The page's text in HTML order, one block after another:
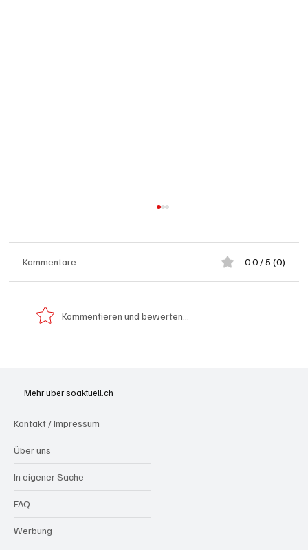
Kommentare 0.0 / 5 (0)
Kommentieren und bewerten...
Mehr über soaktuell.ch
Kontakt / Impressum
Über uns
In eigener Sache
FAQ
Werbung